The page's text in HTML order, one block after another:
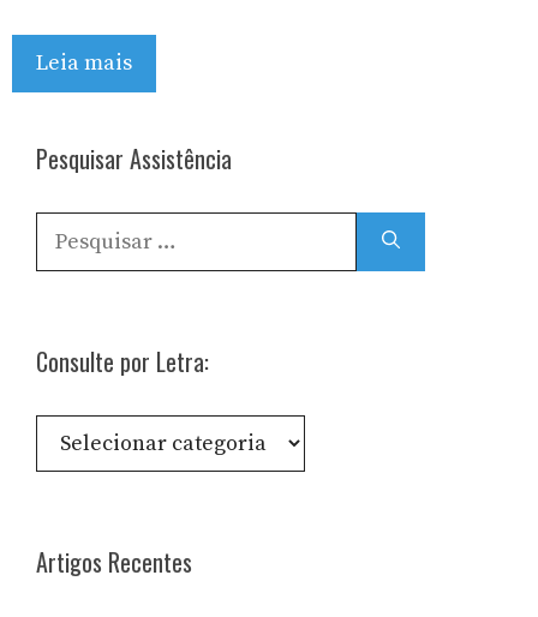
Leia mais
Pesquisar Assistência
Pesquisar
por:
Consulte por Letra:
Consulte
Artigos Recentes